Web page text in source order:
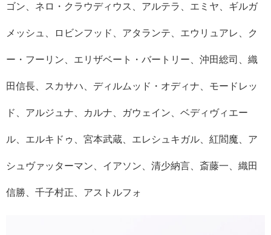
ゴン、ネロ・クラウディウス、アルテラ、エミヤ、ギルガ
メッシュ、ロビンフッド、アタランテ、エウリュアレ、ク
ー・フーリン、エリザベート・バートリー、沖田総司、織
田信長、スカサハ、ディルムッド・オディナ、モードレッ
ド、アルジュナ、カルナ、ガウェイン、ベディヴィエー
ル、エルキドゥ、宮本武蔵、エレシュキガル、紅閻魔、ア
シュヴァッターマン、イアソン、清少納言、斎藤一、織田
信勝、千子村正、アストルフォ